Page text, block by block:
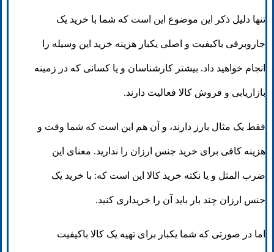
تنها دلیل ذکر این موضوع این است که شما با خرید یک
جاروبرقی باکیفیت و اصلی یکبار هزینه خرید این وسیله را
انجام خواهید داد. بیشتر کارشناسان و یا کسانی که در زمینه
بازاریابی و فروش کالا فعالیت دارند.
فقط یک مثال بارز دارند، و آن هم این است که شما وقت و
هزینه کافی برای خرید جنس ارزان را ندارید. معنای این
ضرب المثل و یا نکته خرید کالا این است که: با خرید یک
جنس ارزان چند بار باید آن را خریداری کنید.
اما در صورتی که شما یکبار برای تهیه یک کالا باکیفیت